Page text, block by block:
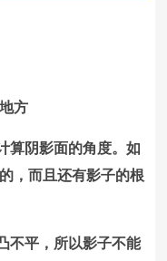
方
算阴影面的角度。如
，而且还有影子的根
不平，所以影子不能